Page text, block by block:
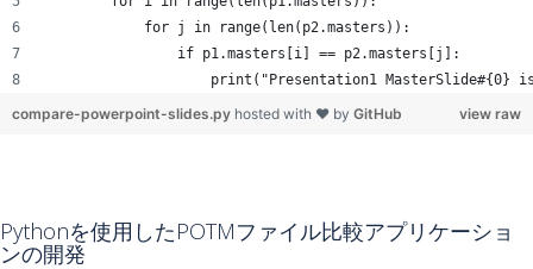
            for j in range(len(p2.masters)):
                if p1.masters[i] == p2.masters[j]:
print("Presentation1 MasterSlide#{0}
view raw
compare-powerpoint-slides.py hosted with ❤ by GitHub
Pythonを使用したPOTMファイル比較アプリケーショ
ンの開発